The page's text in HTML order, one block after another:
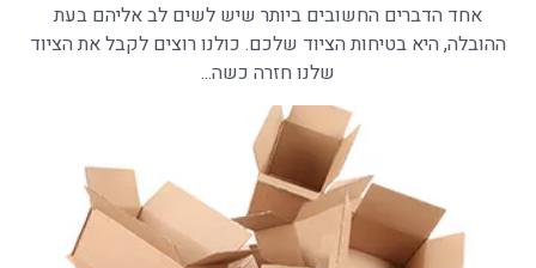
אחד הדברים החשובים ביותר שיש לשים לב אליהם בעת
ההובלה, היא בטיחות הציוד שלכם. כולנו רוצים לקבל את הציוד
שלנו חזרה כשה...